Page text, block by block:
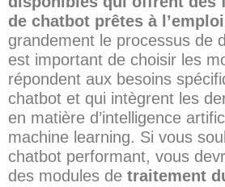
de chatbot prêtes à l’emploi
grandement le processus de
est important de choisir les
répondent aux besoins
chatbot et qui intègrent les
en matière d’intelligence
machine learning. Si vous
chatbot performant, vous
des modules de traitement